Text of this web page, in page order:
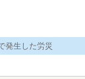
発生した労災